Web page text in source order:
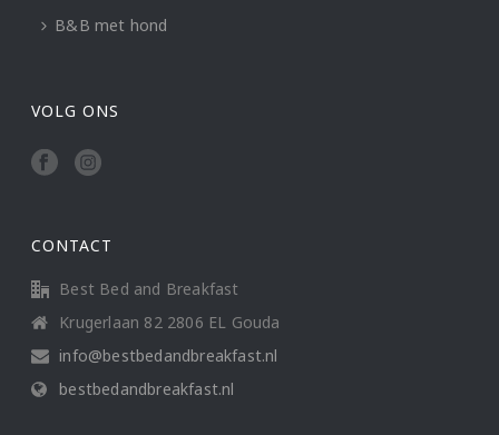
B&B met hond
VOLG ONS
CONTACT
Best Bed and Breakfast
Krugerlaan 82 2806 EL Gouda
info@bestbedandbreakfast.nl
bestbedandbreakfast.nl